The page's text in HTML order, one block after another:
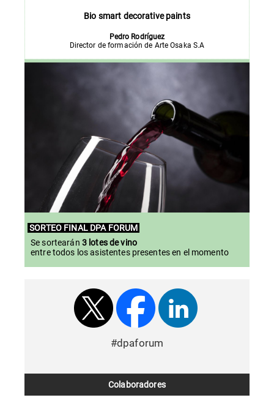
Bio smart decorative paints
Pedro Rodríguez
Director de formación de Arte Osaka S.A
SORTEO FINALDPA FORUM
Se sortearán 3 lotes de vino
entre todos los asistentes presentes en el momento
#dpaforum
Colaboradores